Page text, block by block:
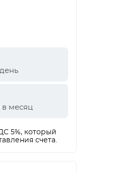
в месяц
5%, который
счета.